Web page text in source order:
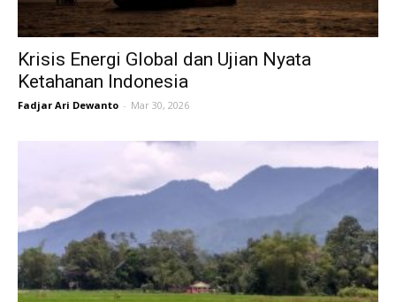
Krisis Energi Global dan Ujian Nyata
Ketahanan Indonesia
Fadjar Ari Dewanto - Mar 30, 2026